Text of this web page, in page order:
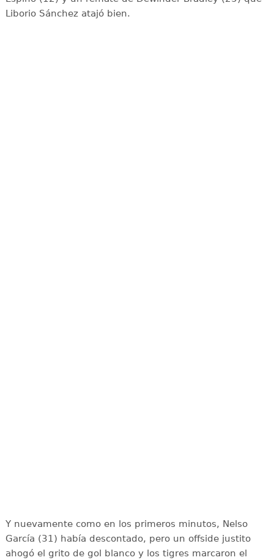
Liborio Sánchez atajó bien.
Y nuevamente como en los primeros minutos, Nelso
García (31) había descontado, pero un offside justito
ahogó el grito de gol blanco y los tigres marcaron el